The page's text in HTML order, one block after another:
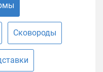
Сковороды